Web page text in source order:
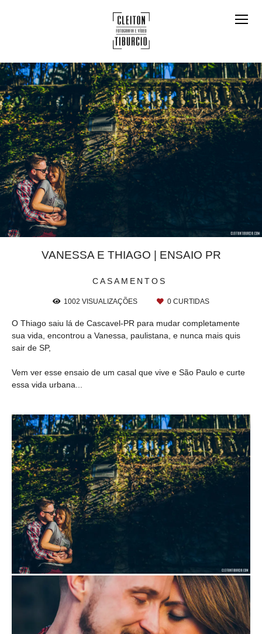
CASAMENTOS
VANESSA E THIAGO | ENSAIO PR
1002 VISUALIZAÇÕES 0 CURTIDAS
O Thiago saiu lá de Cascavel-PR para mudar completamente
sua vida, encontrou a Vanessa, paulistana, e nunca mais quis
sair de SP,
Vem ver esse ensaio de um casal que vive e São Paulo e curte
essa vida urbana...